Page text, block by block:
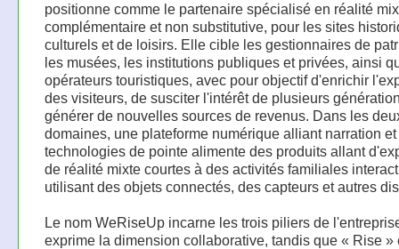
positionne comme le partenaire spécialisé en réalité
complémentaire et non substitutive, pour les sites
culturels et de loisirs. Elle cible les gestionnaires de
les musées, les institutions publiques et privées, ainsi
opérateurs touristiques, avec pour objectif d'enrichir
des visiteurs, de susciter l'intérêt de plusieurs
générer de nouvelles sources de revenus. Dans les
domaines, une plateforme numérique alliant narration et
technologies de pointe alimente des produits allant
de réalité mixte courtes à des activités familiales
utilisant des objets connectés, des capteurs et autres
Le nom WeRiseUp incarne les trois piliers de
exprime la dimension collaborative, tandis que « Rise »